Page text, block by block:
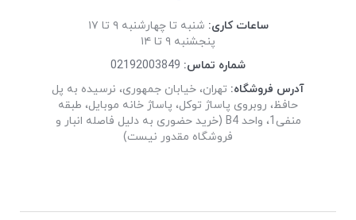
ساعات کاری: شنبه تا چهارشنبه ۹ تا ۱۷
پنجشنبه ۹ تا ۱۴
شماره تماس: 02192003849
آدرس فروشگاه: تهران، خیابان جمهوری، نرسیده به پل
حافظ، روبروی پاساژ توکل، پاساژ خانه موبایل، طبقه
منفی1، واحد B4 (خرید حضوری به دلیل فاصله انبار و
فروشگاه مقدور نیست)